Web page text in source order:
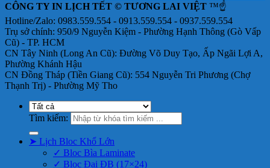
CÔNG TY IN LỊCH TẾT © TƯƠNG LAI VIỆT ™☝️
Hotline/Zalo: 0983.559.554 - 0913.559.554 - 0937.559.554
Trụ sở chính: 950/9 Nguyễn Kiệm - Phường Hạnh Thông (Gò Vấp
Cũ) - TP. HCM
CN Tây Ninh (Long An Cũ): Đường Võ Duy Tạo, Ấp Ngãi Lợi A,
Phường Khánh Hậu
CN Đồng Tháp (Tiền Giang Cũ): 554 Nguyễn Tri Phương (Chợ
Thạnh Trị) - Phường Mỹ Tho
Tìm kiếm:
➤ Lịch Bloc Khổ Lớn
✓ Bloc Bìa Laminate
✓ Bloc Đại ĐB (17×24)